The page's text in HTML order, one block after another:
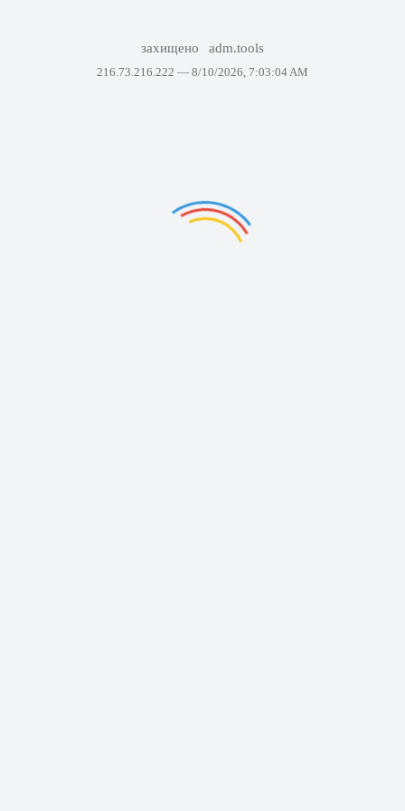
захищено adm.tools
216.73.216.222 — 8/10/2026, 7:03:04 AM